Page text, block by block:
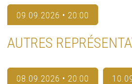
09.09.2026 • 20:00
AUTRES
08.09.2026 • 20:00